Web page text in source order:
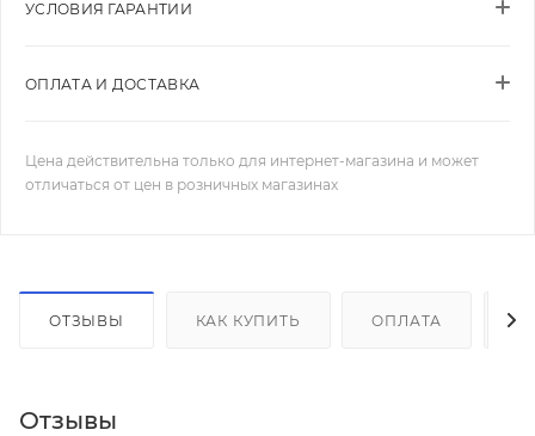
УСЛОВИЯ ГАРАНТИИ
ОПЛАТА И ДОСТАВКА
Цена действительна только для интернет-магазина и может
отличаться от цен в розничных магазинах
ОТЗЫВЫ КАК КУПИТЬ ОПЛАТА
Отзывы